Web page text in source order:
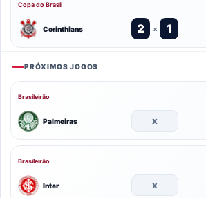
Copa do Brasil
Corinthians 2 x 1
PRÓXIMOS JOGOS
Brasileirão
Palmeiras x
Brasileirão
Inter x